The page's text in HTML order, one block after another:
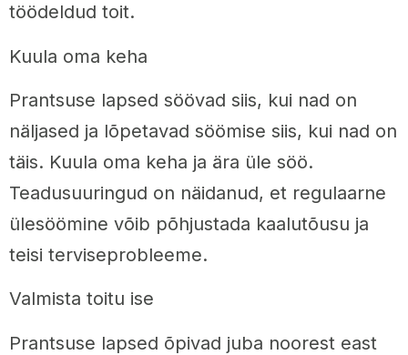
töödeldud toit.
Kuula oma keha
Prantsuse lapsed söövad siis, kui nad on
näljased ja lõpetavad söömise siis, kui nad on
täis. Kuula oma keha ja ära üle söö.
Teadusuuringud on näidanud, et regulaarne
ülesöömine võib põhjustada kaalutõusu ja
teisi terviseprobleeme.
Valmista toitu ise
Prantsuse lapsed õpivad juba noorest east